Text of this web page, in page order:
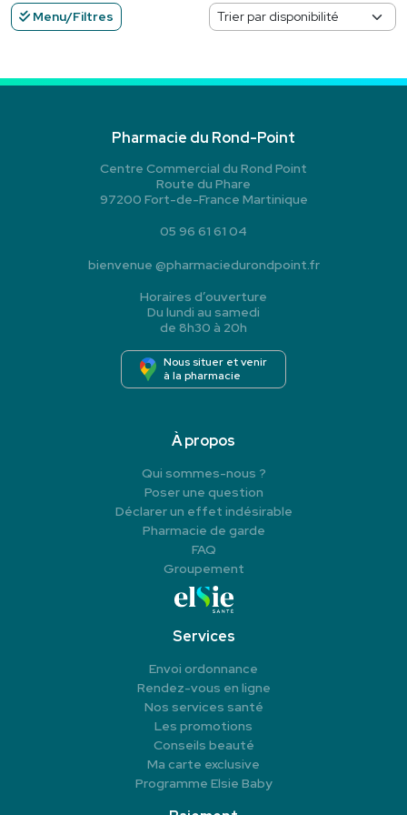
Menu/Filtres
Pharmacie du Rond-Point
Centre Commercial du Rond Point
Route du Phare
97200 Fort-de-France Martinique
05 96 61 61 04
bienvenue @pharmaciedurondpoint.fr
Horaires d’ouverture
Du lundi au samedi
de 8h30 à 20h
Nous situer et venir
à la pharmacie
À propos
Qui sommes-nous ?
Poser une question
Déclarer un effet indésirable
Pharmacie de garde
FAQ
Groupement
Services
Envoi ordonnance
Rendez-vous en ligne
Nos services santé
Les promotions
Conseils beauté
Ma carte exclusive
Programme Elsie Baby